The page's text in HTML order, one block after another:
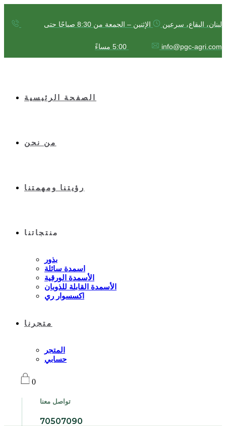
لبنان، البقاع، سرعين الإثنين – الجمعة من 8:30 صباحًا حتى
5:00 مساءً info@pgc-agri.com
الصفحة الرئيسية
من نحن
رؤيتنا ومهمتنا
منتجاتنا
بذور
اسمدة سائلة
الأسمدة الورقية
الأسمدة القابلة للذوبان
اكسسوار ري
متجرنا
المتجر
حسابي
0
تواصل معنا
70507090